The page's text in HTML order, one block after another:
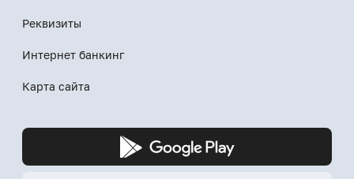
Реквизиты
Интернет банкинг
Карта сайта